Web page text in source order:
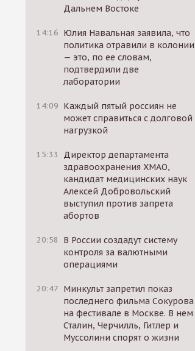
Дальнем Востоке
14:16 Юлия Навальная заявила, что
политика отравили в колонии
— это, по ее словам,
подтвердили две
лаборатории
14:09 Каждый пятый россиян не
может справиться с долговой
нагрузкой
15:33
Директор департамента
здравоохранения ХМАО,
кандидат медицинских наук
Алексей Добровольский
выступил против запрета
абортов
20:58
В России создадут систему
контроля за валютными
операциями
20:47 Минкульт запретил показ
последнего фильма Сокурова
на фестивале в Москве. В нем
Сталин, Черчилль, Гитлер и
Муссолини спорят о жизни